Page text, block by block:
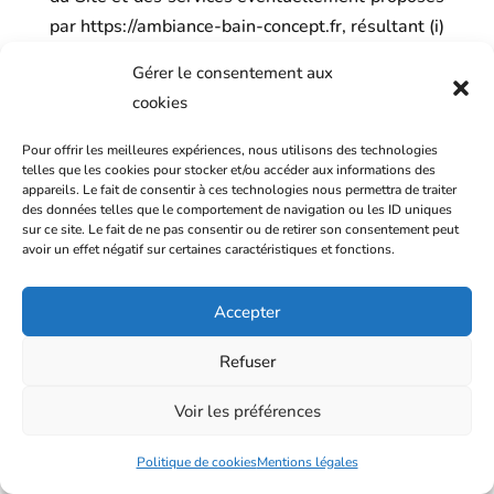
Gérer le consentement aux
cookies
Pour offrir les meilleures expériences, nous utilisons des technologies
telles que les cookies pour stocker et/ou accéder aux informations des
appareils. Le fait de consentir à ces technologies nous permettra de traiter
des données telles que le comportement de navigation ou les ID uniques
sur ce site. Le fait de ne pas consentir ou de retirer son consentement peut
avoir un effet négatif sur certaines caractéristiques et fonctions.
Accepter
Refuser
Voir les préférences
Politique de cookiesMentions légales
par https://ambiance-bain-concept.fr, résultant (i)
l’impossibilité pourhttps://ambiance-bain-
d’enregistrer ou de consulter les
Cookies nécessaires à leur fonctionnement du
fait du choix de l’Utilisateur. Pour la gestion des
Cookies et des choix de l’Utilisateur, la
configuration de chaque navigateur est
différente. Elle est décrite dans le menu d’aide
du navigateur, qui permettra de savoir de quelle
manière l’Utilisateur peut modifier ses souhaits
en matière de Cookies.
À tout moment, l’Utilisateur peut faire le choix
matière de Cookies.https://ambiance-bain-